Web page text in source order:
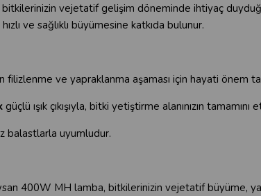
vejetatif gelişim döneminde ihtiyaç
ve sağlıklı büyümesine katkıda bulunur.
filizlenme ve yapraklanma aşaması için hayati önem
güçlü ışık çıkışıyla, bitki yetiştirme alanınızın
balastlarla uyumludur.
400W MH lamba, bitkilerinizin vejetatif büyüme,